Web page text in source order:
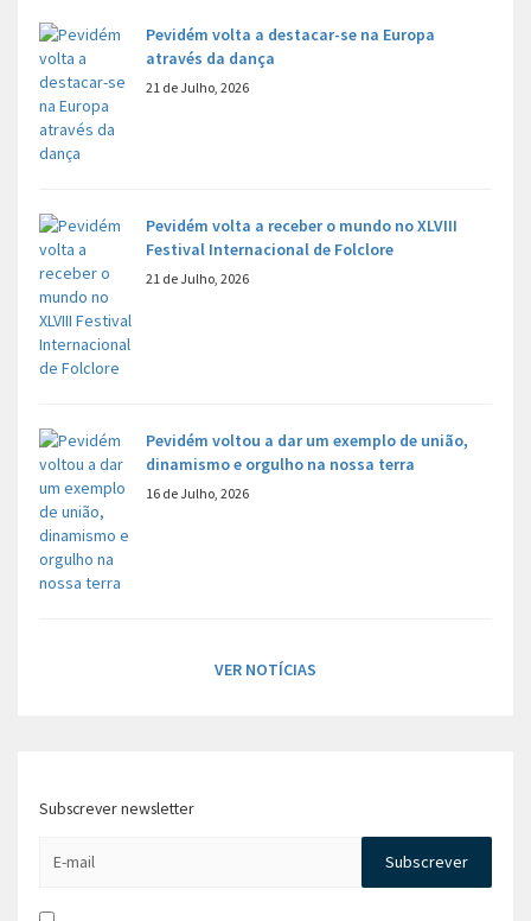
Pevidém volta a destacar-se na Europa
através da dança
21 de Julho, 2026
Pevidém volta a receber o mundo no XLVIII
Festival Internacional de Folclore
21 de Julho, 2026
Pevidém voltou a dar um exemplo de união,
dinamismo e orgulho na nossa terra
16 de Julho, 2026
VER NOTÍCIAS
Subscrever newsletter